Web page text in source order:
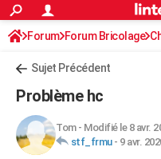
ACTUALITÉS
Politique
Société
Faits Divers
Education
Monde
Villes
+
FINANCE
Retraite
Impôts
Epargne
Immobilier
Risques naturels par ville
Banque
Assurance
Crédit
AUTO
Forum Forum Bricolage
Sujet Précédent
Problème hc
Tom- Modifié le 8 avr.
stf_frmu- 9 avr.